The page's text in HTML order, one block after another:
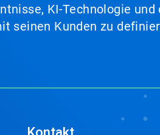
KI-Technologie
seinen Kunden zu